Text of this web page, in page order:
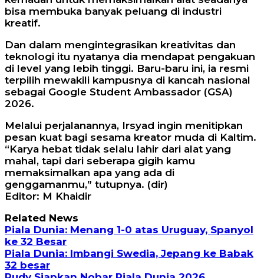
bisa membuka banyak peluang di industri
kreatif.
Dan dalam mengintegrasikan kreativitas dan
teknologi itu nyatanya dia mendapat pengakuan
di level yang lebih tinggi. Baru-baru ini, ia resmi
terpilih mewakili kampusnya di kancah nasional
sebagai Google Student Ambassador (GSA)
2026.
Melalui perjalanannya, Irsyad ingin menitipkan
pesan kuat bagi sesama kreator muda di Kaltim.
“Karya hebat tidak selalu lahir dari alat yang
mahal, tapi dari seberapa gigih kamu
memaksimalkan apa yang ada di
genggamanmu,” tutupnya. (dir)
Editor: M Khaidir
Related News
Piala Dunia: Menang 1-0 atas Uruguay, Spanyol
ke 32 Besar
Piala Dunia: Imbangi Swedia, Jepang ke Babak
32 besar